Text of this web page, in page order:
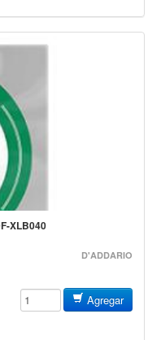
ADF-XLB040
D'ADDARIO
Agregar